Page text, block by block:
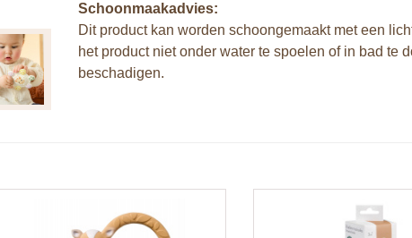
Schoonmaakadvies:
Dit product kan worden schoongemaakt met een
het product niet onder water te spoelen of in bad te
beschadigen.